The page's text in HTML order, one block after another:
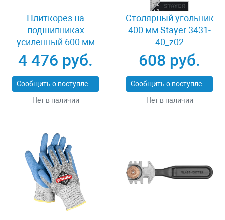
Плиткорез на
подшипниках
усиленный 600 мм
Stayer PROFI 3318-60
4 476 руб.
Сообщить о поступлении
Нет в наличии
Столярный угольник
400 мм Stayer 3431-
40_z02
608 руб.
Сообщить о поступлении
Нет в наличии